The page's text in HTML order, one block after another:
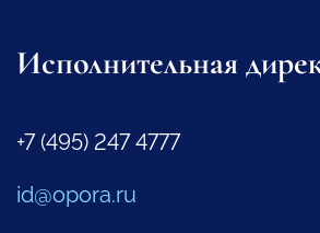
Исполнительная
+7 (495) 247 4777
id@opora.ru